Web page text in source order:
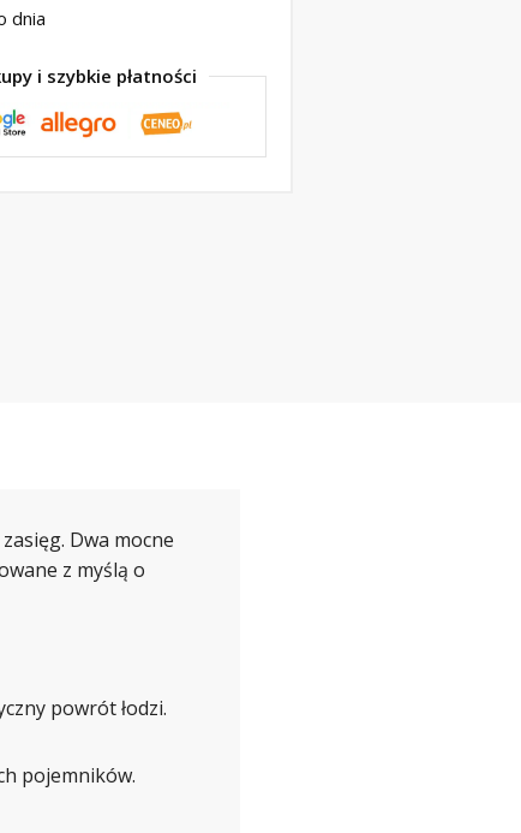
dnia
i szybkie płatności
Dwa mocne
z myślą o
powrót łodzi.
pojemników.